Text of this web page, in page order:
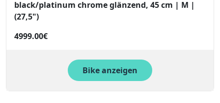
black/platinum chrome glänzend, 45 cm | M |
(27,5")
4999.00€
Bike anzeigen